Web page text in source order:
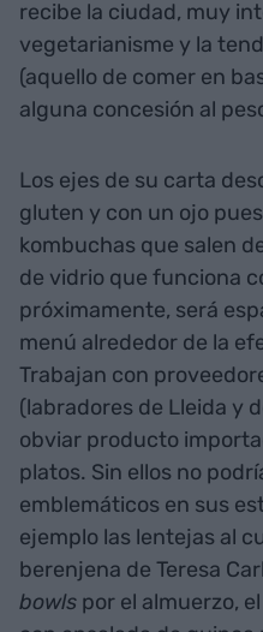
recibe la ciudad, muy
vegetarianisme y la
(aquello de comer en
alguna concesión al
Los ejes de su carta
gluten y con un ojo
kombuchas que salen
de vidrio que funciona
próximamente, será
menú alrededor de la
Trabajan con
(labradores de Lleida y
obviar producto
platos. Sin ellos no
emblemáticos en sus
ejemplo las lentejas al
berenjena de Teresa
bowls por el almuerzo,